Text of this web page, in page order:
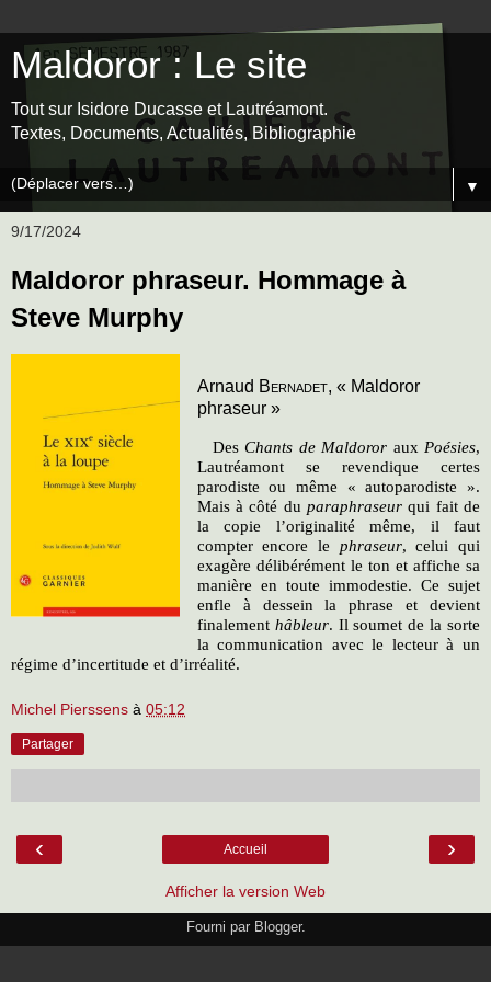
Maldoror : Le site
Tout sur Isidore Ducasse et Lautréamont.
Textes, Documents, Actualités, Bibliographie
▼
9/17/2024
Maldoror phraseur. Hommage à
Steve Murphy
Arnaud Bernadet, « Maldoror
phraseur »
DesChants de Maldoror aux Poésies,
Lautréamont se revendique certes
parodiste ou même « autoparodiste ».
Mais à côté duparaphraseur qui fait de
la copie l’originalité même, il faut
compter encore le phraseur, celui qui
exagère délibérément le ton et affiche sa
manière en toute immodestie. Ce sujet
enfle à dessein la phrase et devient
finalement hâbleur. Il soumet de la sorte
la communication avec le lecteur à un
régime d’incertitude et d’irréalité.
Michel Pierssens à 05:12
Partager
‹ ›
Accueil
Afficher la version Web
Fourni par Blogger.